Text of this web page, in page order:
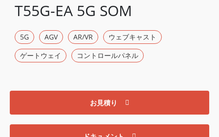
T55G-EA 5G SOM
5G AGV AR/VR
ウェブキャスト
ゲートウェイ
コントロールパネル
お見積り